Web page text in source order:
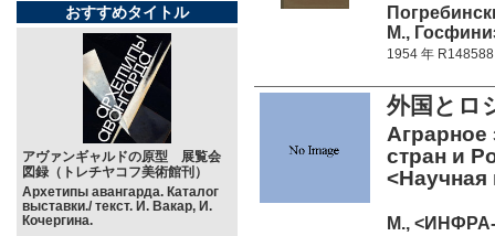
おすすめタイトル
アヴァンギャルドの原型 展覧会
図録（トレチヤコフ美術館刊）
Архетипы авангарда. Каталог
выставки./ текст. И. Вакар, И.
Кочергина.
М.,
1954 年 R148588
外国とロ
Аграрное
стран и
М., <ИНФРА-